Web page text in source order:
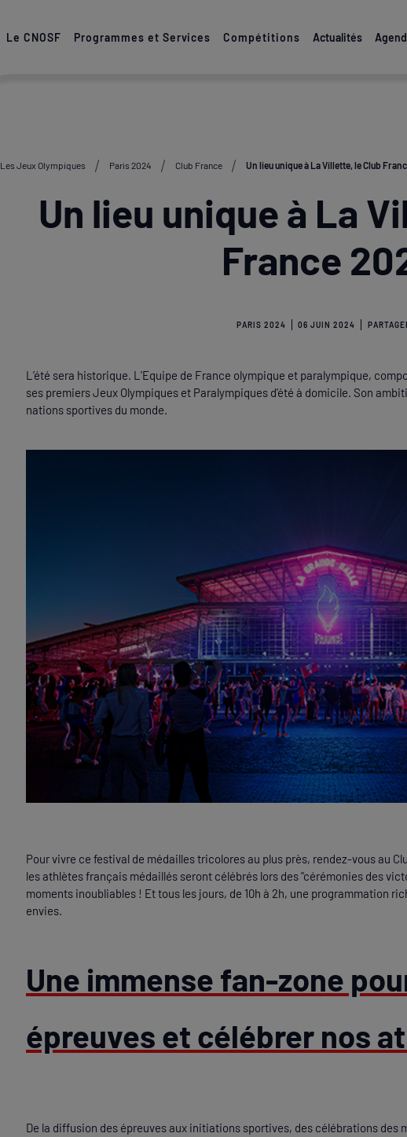
Le CNOSF Programmes et Services Compétitions Actualités
Les Jeux Olympiques Paris 2024 Club France Un lieu unique à La Villette, le Club
Un lieu unique à La
France
PARIS 2024 06 JUIN 2024
L’été sera historique. L’Equipe de France olympique et paralympique,
ses premiers Jeux Olympiques et Paralympiques d’été à domicile. Son
nations sportives du monde.
Pour vivre ce festival de médailles tricolores au plus près, rendez-vous au
les athlètes français médaillés seront célébrés lors des "cérémonies des
moments inoubliables ! Et tous les jours, de 10h à 2h, une programmation
envies.
Une immense fan-zone
épreuves et célébrer nos
De la diffusion des épreuves aux initiations sportives, des célébrations des